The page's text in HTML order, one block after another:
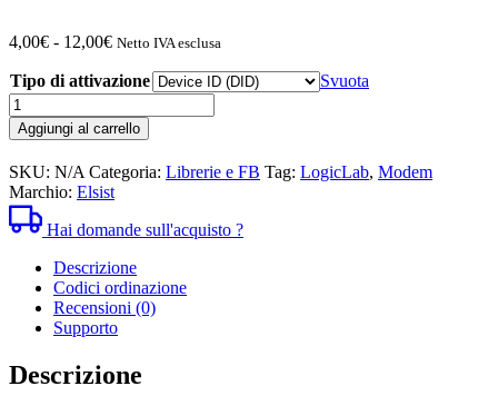
4,00€ - 12,00€Fascia
prezzo:
da
4,00€
a
Netto IVA esclusa
Tipo di attivazione
Svuota
ModemCore
-
FB
Gestione
modem
quantità
Aggiungi al carrello
SKU: N/A Categoria: Librerie e FB Tag: LogicLab, Modem
Marchio: Elsist
Hai domande sull'acquisto ?
Descrizione
Codici ordinazione
Recensioni (0)
Supporto
Descrizione